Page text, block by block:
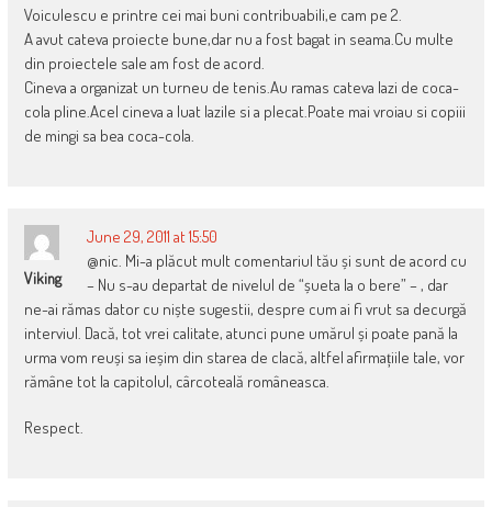
Voiculescu e printre cei mai buni contribuabili,e cam pe 2.
A avut cateva proiecte bune,dar nu a fost bagat in seama.Cu multe
din proiectele sale am fost de acord.
Cineva a organizat un turneu de tenis.Au ramas cateva lazi de coca-
cola pline.Acel cineva a luat lazile si a plecat.Poate mai vroiau si copiii
de mingi sa bea coca-cola.
Viking
June 29, 2011 at 15:50
@nic. Mi-a plăcut mult comentariul tău și sunt de acord cu
– Nu s-au departat de nivelul de “șueta la o bere” – , dar
ne-ai rămas dator cu niște sugestii, despre cum ai fi vrut sa decurgă
interviul. Dacă, tot vrei calitate, atunci pune umărul și poate pană la
urma vom reuși sa ieșim din starea de clacă, altfel afirmațiile tale, vor
rămâne tot la capitolul, cârcoteală româneasca.
Respect.